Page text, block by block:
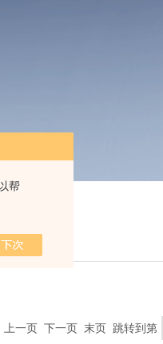
帮
一页 下一页 末页 跳转到第